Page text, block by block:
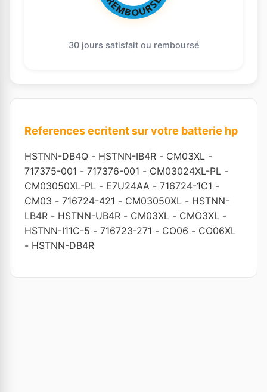
30 jours satisfait ou remboursé
References ecritent sur votre batterie hp
HSTNN-DB4Q - HSTNN-IB4R - CM03XL -
717375-001 - 717376-001 - CM03024XL-PL -
CM03050XL-PL - E7U24AA - 716724-1C1 -
CM03 - 716724-421 - CM03050XL - HSTNN-
LB4R - HSTNN-UB4R - CM03XL - CMO3XL -
HSTNN-I11C-5 - 716723-271 - CO06 - CO06XL
- HSTNN-DB4R